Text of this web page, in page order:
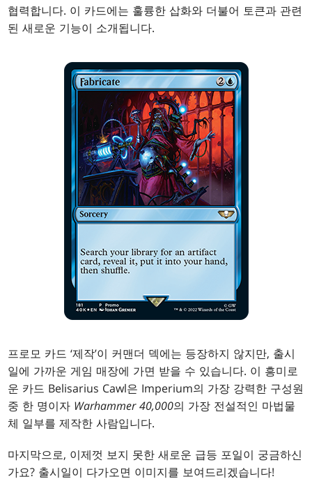
협력합니다. 이 카드에는 훌륭한 삽화와 더불어 토큰과 관련
된 새로운 기능이 소개됩니다.
프로모 카드 ‘제작’이 커맨더 덱에는 등장하지 않지만, 출시
일에 가까운 게임 매장에 가면 받을 수 있습니다. 이 흥미로
운 카드 Belisarius Cawl은 Imperium의 가장 강력한 구성원
중 한 명이자 Warhammer 40,000의 가장 전설적인 마법물
체 일부를 제작한 사람입니다.
마지막으로, 이제껏 보지 못한 새로운 급등 포일이 궁금하신
가요? 출시일이 다가오면 이미지를 보여드리겠습니다!